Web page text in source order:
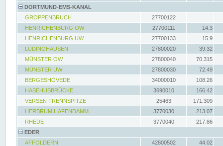
DORTMUND-EMS-KANAL
GROPPENBRUCH
27700122
HENRICHENBURG OW
27700111
14.3
HENRICHENBURG UW
27700133
15.9
LÜDINGHAUSEN
27800020
39.32
MÜNSTER OW
27800040
70.315
MÜNSTER UW
27800030
72.49
BERGESHÖVEDE
34000010
108.26
HASEHUBBRÜCKE
3690010
166.42
VERSEN TRENNSPITZE
25463
171.309
HERBRUM HAFENDAMM
3770030
213.07
RHEDE
3770040
217.86
EDER
AFFOLDERN
42800502
44.02